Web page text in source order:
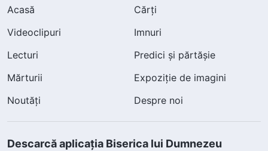
Acasă
Cărți
Videoclipuri
Imnuri
Lecturi
Predici și părtășie
Mărturii
Expoziție de imagini
Noutăți
Despre noi
Descarcă aplicația Biserica lui Dumnezeu